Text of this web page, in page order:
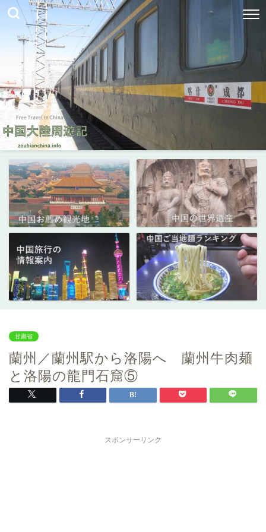
甘粛省
蘭州／蘭州駅から洛陽へ 蘭州牛肉麺
と洛陽の龍門石窟⑤
スポンサーリンク